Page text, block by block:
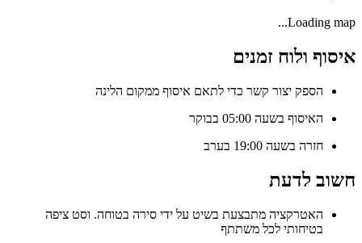
Loading map...
איסוף ולוח זמנים
הספק יצור קשר כדי לתאם איסוף ממקום הלינה
האיסוף בשעה 05:00 בבוקר
חזרה בשעה 19:00 בערב
חשוב לדעת
האטרקציה מתבצעת בשיט על ידי סירה בטוחה. וסט ציפה
בטיחותי לכל משתתף